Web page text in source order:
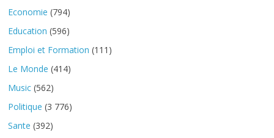
Economie (794)
Education (596)
Emploi et Formation (111)
Le Monde (414)
Music (562)
Politique (3 776)
Sante (392)